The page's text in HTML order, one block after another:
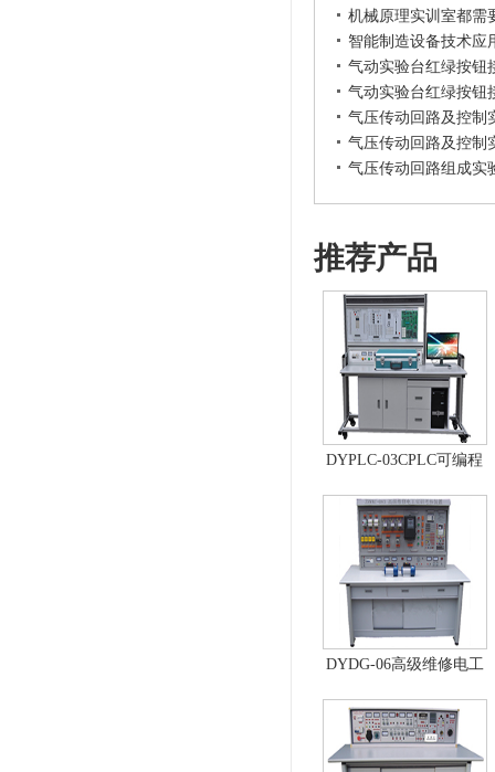
机械原理实训室都需
智能制造设备技术应
气动实验台红绿按钮
气动实验台红绿按钮
气压传动回路及控制
气压传动回路及控制
气压传动回路组成实
推荐产品
DYPLC-03CPLC可编程
统、自动控制原理综合
实验台
DYDG-06高级维修电工
型）